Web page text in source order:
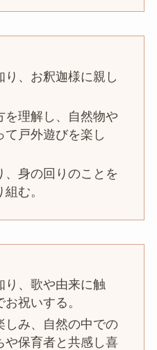
、お釈迦様に親し
を理解し、自然物や
戸外遊びを楽し
、身の回りのことを
む。
り、歌や由来に触
祝いする。
しみ、自然の中での
や保育者と共感し喜